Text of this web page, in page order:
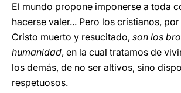
El mundo propone imponerse a toda
hacerse valer... Pero los cristianos,
Cristo muerto y resucitado, son los
humanidad, en la cual tratamos de
los demás, de no ser altivos, sino
respetuosos.